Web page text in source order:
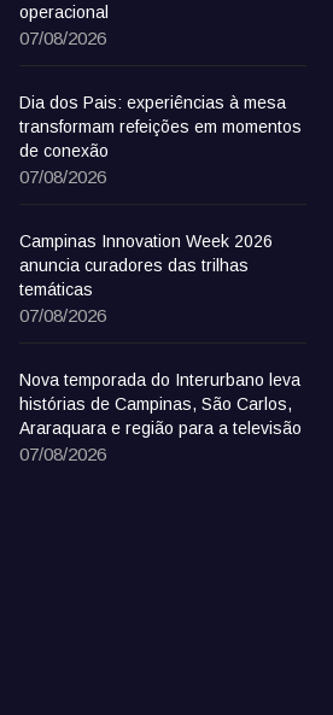
operacional
07/08/2026
Dia dos Pais: experiências à mesa
transformam refeições em momentos
de conexão
07/08/2026
Campinas Innovation Week 2026
anuncia curadores das trilhas
temáticas
07/08/2026
Nova temporada do Interurbano leva
histórias de Campinas, São Carlos,
Araraquara e região para a televisão
07/08/2026